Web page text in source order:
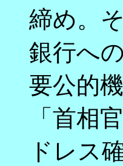
締め。
銀行へ
要公的
「首相
ドレス